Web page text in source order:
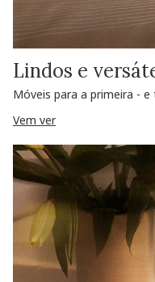
Lindos e
Móveis para a primeira - e
Vem ver